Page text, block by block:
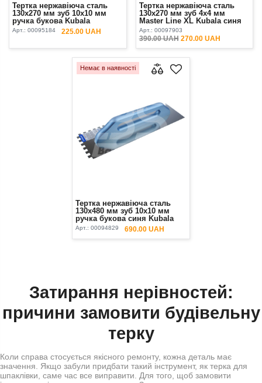
Тертка нержавіюча сталь
130х270 мм зуб 10х10 мм
ручка букова Kubala
Арт.: 00095184 225.00 UAH
Тертка нержавіюча сталь
130х270 мм зуб 4х4 мм
Master Line XL Kubala синя
ручка
Арт.: 00097903
390.00 UAH270.00 UAH
Немає в наявності
Тертка нержавіюча сталь
130х480 мм зуб 10х10 мм
ручка букова синя Kubala
Арт.:00094829 690.00 UAH
Затирання нерівностей:
причини замовити будівельну
терку
Коли справа стосується якісного ремонту, кожна деталь має
значення. Якщо забули придбати такий інструмент, як терка для
шпаклівки, саме час все виправити. Для того, щоб замовити